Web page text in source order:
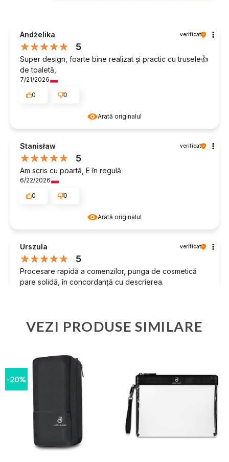
Arată originalul
Andżelika verificat
5
Super design, foarte bine realizat și practic cu trusele👍️
de toaletă,
7/21/2026
0
0
Arată originalul
Stanisław verificat
5
Am scris cu poartă, E în regulă
6/22/2026
0
0
Arată originalul
Urszula verificat
5
Procesare rapidă a comenzilor, punga de cosmetică
pare solidă, în concordanță cu descrierea.
Arată originalul
Monika
5
Pare mică, dar este o trusă de machiaj foarte bună
3/17/2026
0
VEZI PRODUSE SIMILARE
-20%